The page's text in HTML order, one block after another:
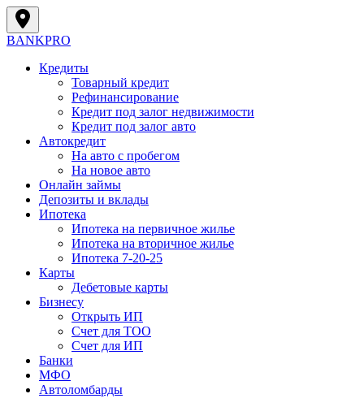
BANKPRO
Кредиты
Товарный кредит
Рефинансирование
Кредит под залог недвижимости
Кредит под залог авто
Автокредит
На авто с пробегом
На новое авто
Онлайн займы
Депозиты и вклады
Ипотека
Ипотека на первичное жилье
Ипотека на вторичное жилье
Ипотека 7-20-25
Карты
Дебетовые карты
Бизнесу
Открыть ИП
Cчет для ТОО
Счет для ИП
Банки
МФО
Автоломбарды